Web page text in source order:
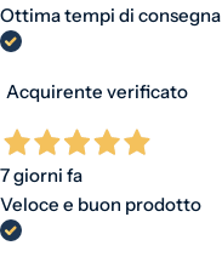
Ottima tempi di
Acquirente verificato
7 giorni fa
Veloce e buon prodotto